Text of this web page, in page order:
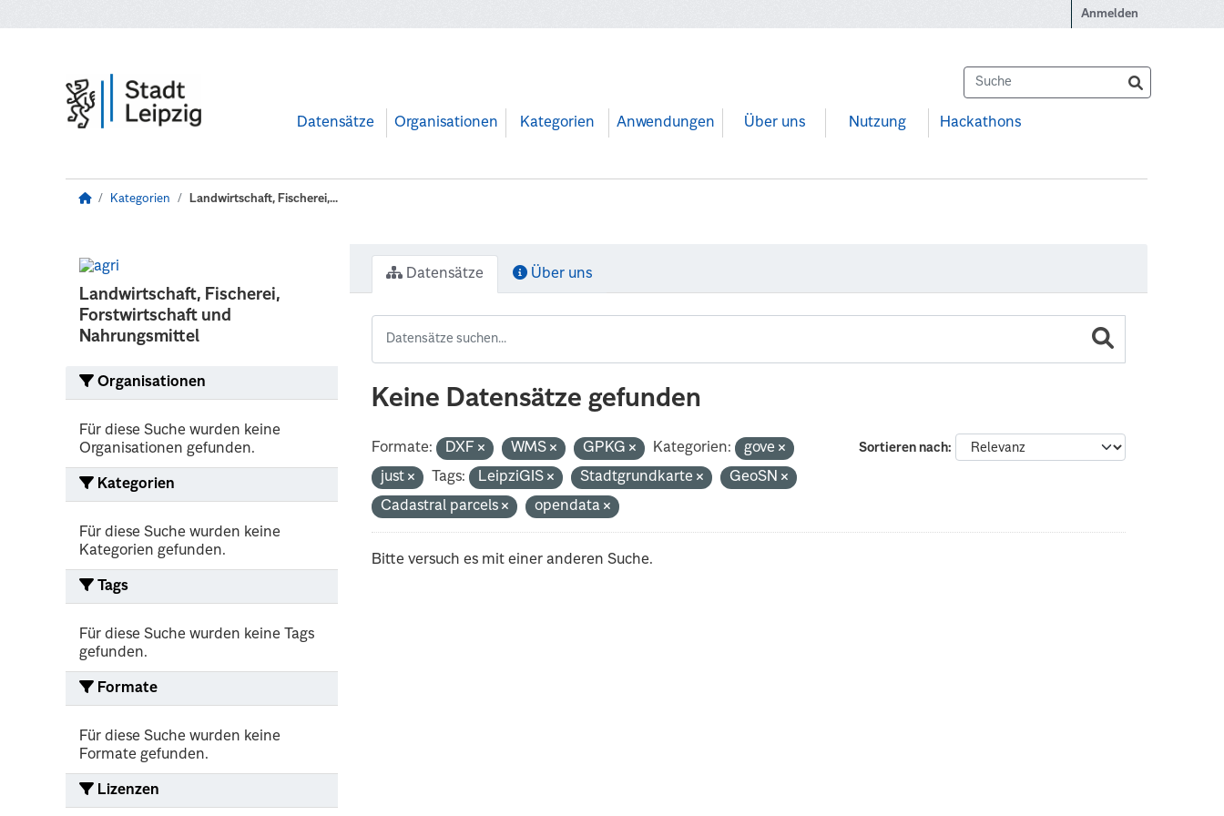
Anmelden
Datensätze Organisationen Kategorien Anwendungen Über uns Nutzung Hackathons
Kategorien Landwirtschaft, Fischerei,...
Landwirtschaft, Fischerei,
Forstwirtschaft und
Nahrungsmittel
Organisationen
Für diese Suche wurden keine
Organisationen gefunden.
Kategorien
Für diese Suche wurden keine
Kategorien gefunden.
Tags
Für diese Suche wurden keine Tags
gefunden.
Formate
Für diese Suche wurden keine
Formate gefunden.
Lizenzen
Datensätze Über uns
Keine Datensätze gefunden
Sortieren nach
Formate: DXF WMS GPKG Kategorien:
gove
just
Tags: LeipziGIS Stadtgrundkarte
GeoSN
Cadastral parcels
opendata
Bitte versuch es mit einer anderen Suche.